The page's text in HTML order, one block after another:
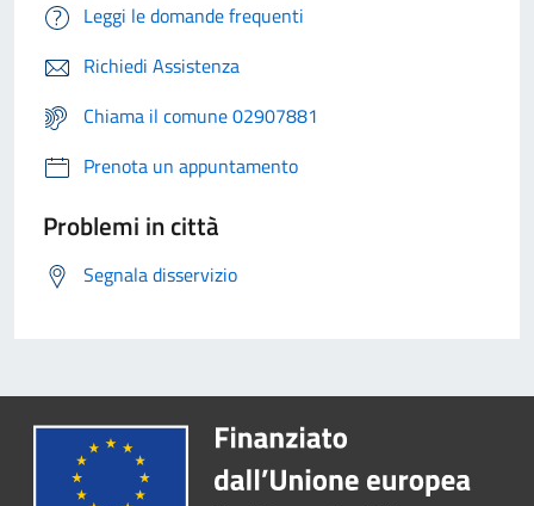
Leggi le domande frequenti
Richiedi Assistenza
Chiama il comune 02907881
Prenota un appuntamento
Problemi in città
Segnala disservizio